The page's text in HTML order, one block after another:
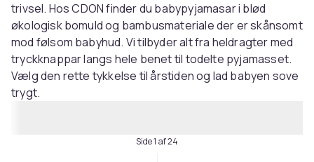
trivsel. Hos CDON finder du babypyjamasar i blød
økologisk bomuld og bambusmateriale der er skånsomt
mod følsom babyhud. Vi tilbyder alt fra heldragter med
tryckknappar langs hele benet til todelte pyjamasset.
Vælg den rette tykkelse til årstiden og lad babyen sove
trygt.
Side 1 af 24